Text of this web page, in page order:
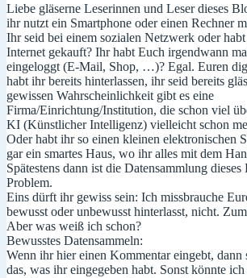
Liebe gläserne Leserinnen und Leser dieses
ihr nutzt ein Smartphone oder einen Rechner
Ihr seid bei einem sozialen Netzwerk oder
Internet gekauft? Ihr habt Euch irgendwann
eingeloggt (E-Mail, Shop, …)? Egal. Euren
habt ihr bereits hinterlassen, ihr seid bereits
gewissen Wahrscheinlichkeit gibt es eine
Firma/Einrichtung/Institution, die schon viel
KI (Künstlicher Intelligenz) vielleicht schon
Oder habt ihr so einen kleinen elektronischen
gar ein smartes Haus, wo ihr alles mit dem
Spätestens dann ist die Datensammlung
Problem.
Eins dürft ihr gewiss sein: Ich missbrauche
bewusst oder unbewusst hinterlasst, nicht.
Aber was weiß ich schon?
Bewusstes Datensammeln:
Wenn ihr hier einen Kommentar eingebt, dann
das, was ihr eingegeben habt. Sonst könnte